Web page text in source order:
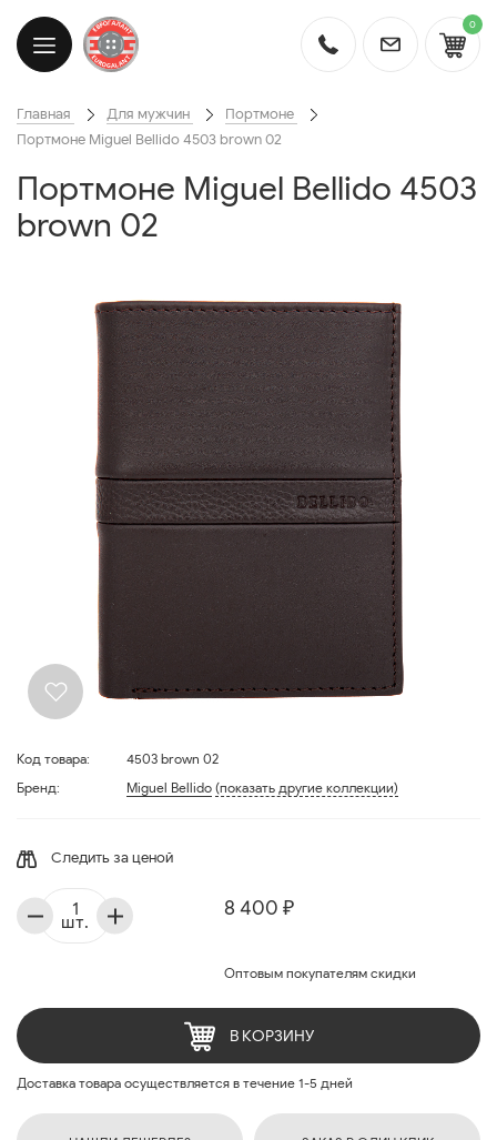
0
Главная Для мужчин
Портмоне
Портмоне Miguel Bellido 4503 brown 02
Портмоне Miguel Bellido 4503
brown 02
Код товара:
4503 brown 02
Бренд:
Miguel Bellido (показать другие коллекции)
Следить за ценой
8 400 ₽
Оптовым покупателям скидки
шт.
В КОРЗИНУ
Доставка товара осуществляется в течение 1-5 дней